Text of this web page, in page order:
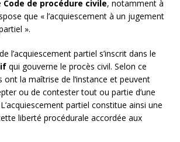
Code de procédure civile, notamment à
que « l’acquiescement à un jugement
».
l’acquiescement partiel s’inscrit dans le
qui gouverne le procès civil. Selon ce
ont la maîtrise de l’instance et peuvent
ou de contester tout ou partie d’une
partiel constitue ainsi une
liberté procédurale accordée aux